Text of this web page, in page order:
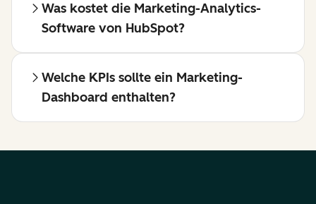
Was kostet die Marketing-Analytics-
Software von HubSpot?
Welche KPIs sollte ein Marketing-
Dashboard enthalten?